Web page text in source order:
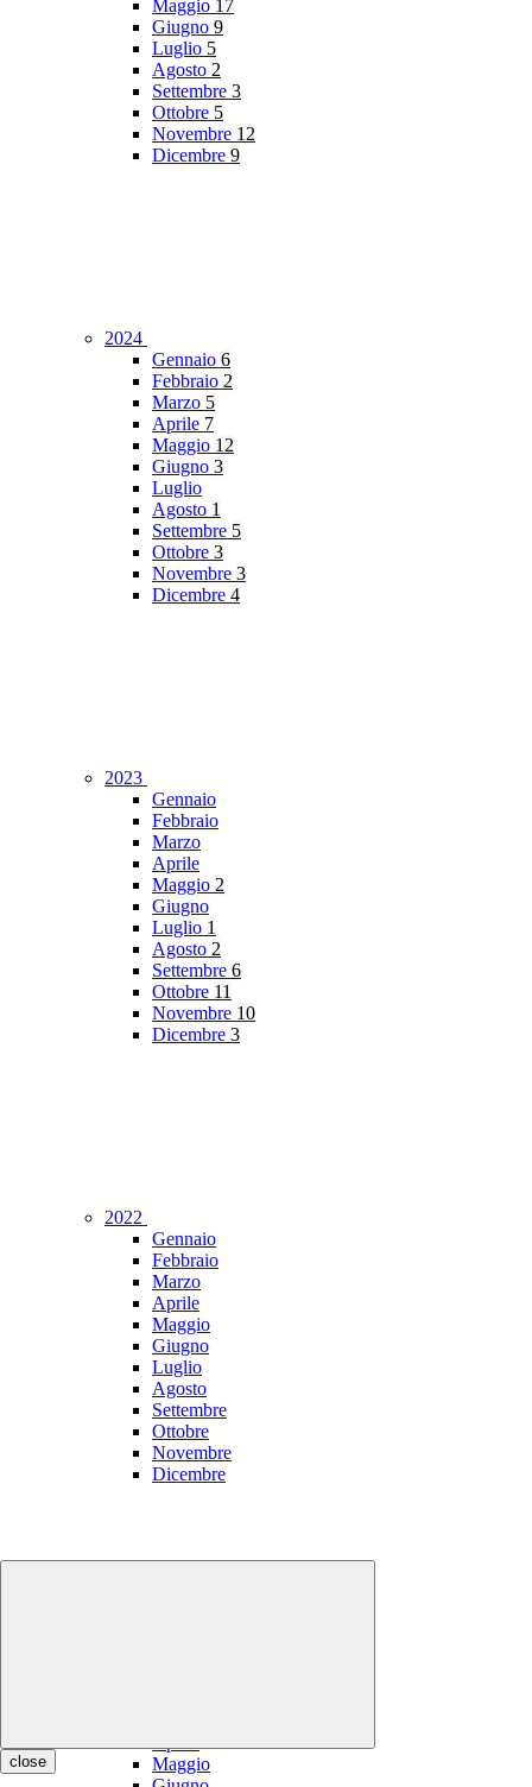
close
Maggio 17
Giugno 9
Luglio 5
Agosto 2
Settembre 3
Ottobre 5
Novembre 12
Dicembre 9
2024
Gennaio 6
Febbraio 2
Marzo 5
Aprile 7
Maggio 12
Giugno 3
Luglio
Agosto 1
Settembre 5
Ottobre 3
Novembre 3
Dicembre 4
2023
Gennaio
Febbraio
Marzo
Aprile
Maggio 2
Giugno
Luglio 1
Agosto 2
Settembre 6
Ottobre 11
Novembre 10
Dicembre 3
2022
Gennaio
Febbraio
Marzo
Aprile
Maggio
Giugno
Luglio
Agosto
Settembre
Ottobre
Novembre
Dicembre
Maggio